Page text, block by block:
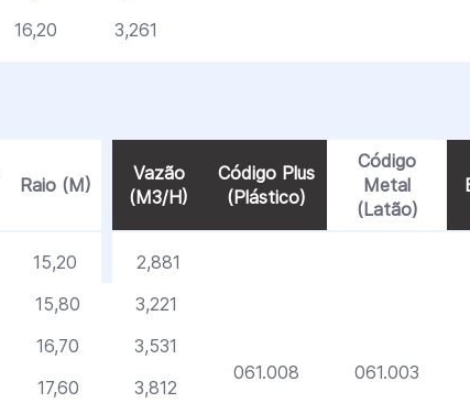
16,20 3,261
Raio (M)
Vazão
(M3/H)
Código Plus
(Plástico)
Código
Metal
(Latão)
15,20 2,881
061.008 061.003
15,80
3,221
16,70
3,531
17,60
3,812